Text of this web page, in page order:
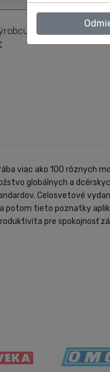
viac ako 100 rôznych
globálnych a
Celosvetové
potom tieto poznatky
pre spokojnosť